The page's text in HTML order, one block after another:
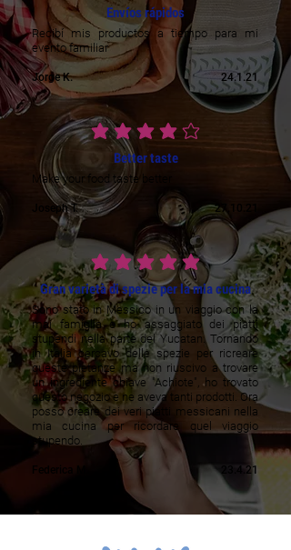
Envíos rápidos
Recibí mis productos a tiempo para mi
evento familiar
Jorge K. 24.1.21
keskimääräinen luokitus on
Better taste
Make your food taste better
Joseph T. 27.10.21
keskimääräinen luokitus on
Gran varietà di spezie per la mia cucina
Sono stato in Messico in un viaggio con la
mai famiglia e ho assaggiato dei piatti
stupendi nella parte del Yucatan. Tornando
in Italia cercavo delle spezie per ricreare
queste pietanze ma non riuscivo a trovare
un ingrediente chiave "Achiote", ho trovato
questo negozio e ne aveva tanti prodotti. Ora
posso creare dei veri piatti messicani nella
mia cucina per ricordare quel viaggio
stupendo.
Federica M. 23.4.21